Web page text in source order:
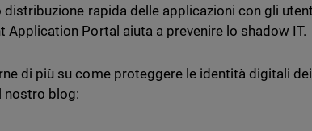
distribuzione rapida delle applicazioni con gli
Application Portal aiuta a prevenire lo shadow IT.
di più su come proteggere le identità digitali
nostro blog: